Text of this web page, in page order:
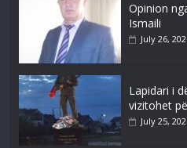
Opinion
Ismaili
July 26,
Lapidari i
vizitohet
July 25,